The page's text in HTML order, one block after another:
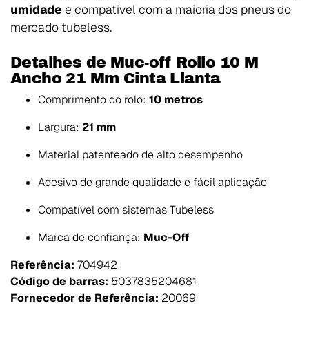
umidade e compatível com a maioria dos pneus do
mercado tubeless.
Detalhes de Muc-off Rollo 10 M
Ancho 21 Mm Cinta Llanta
Comprimento do rolo: 10 metros
Largura: 21 mm
Material patenteado de alto desempenho
Adesivo de grande qualidade e fácil aplicação
Compatível com sistemas Tubeless
Marca de confiança: Muc-Off
Referência: 704942
Código de barras: 5037835204681
Fornecedor de Referência: 20069